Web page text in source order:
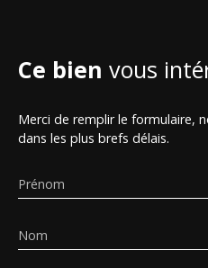
Ce bien vous
Merci de remplir le formulaire,
dans les plus brefs délais.
Prénom
Nom